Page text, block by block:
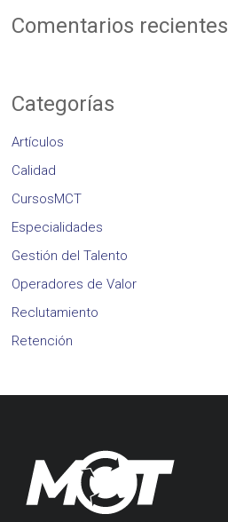
Comentarios recientes
Categorías
Artículos
Calidad
CursosMCT
Especialidades
Gestión del Talento
Operadores de Valor
Reclutamiento
Retención